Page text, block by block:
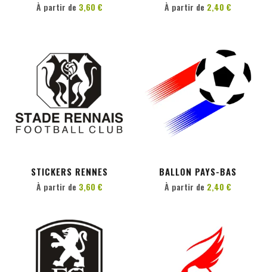
À partir de 3,60 € À partir de 2,40 €
STICKERS RENNES
À partir de 3,60 €
BALLON PAYS-BAS
À partir de 2,40 €